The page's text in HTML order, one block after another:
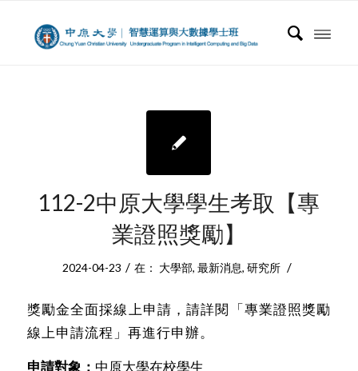
112-2中原大學學生考取【專
業證照獎勵】
2024-04-23 / 在： 大學部, 最新消息, 研究所 /
獎勵金全面採線上申請，請詳閱「專業證照獎勵
線上申請流程 」再進行申辦。
申請對象： 中原大學在校學生